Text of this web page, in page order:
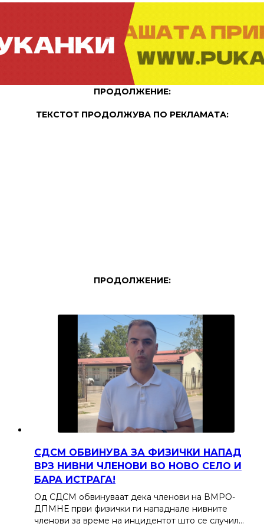
ПРОДОЛЖЕНИЕ:
ТЕКСТОТ ПРОДОЛЖУВА ПО РЕКЛАМАТА:
ПРОДОЛЖЕНИЕ:
СДСМ ОБВИНУВА ЗА ФИЗИЧКИ НАПАД
ВРЗ НИВНИ ЧЛЕНОВИ ВО НОВО СЕЛО И
БАРА ИСТРАГА!
Од СДСМ обвинуваат дека членови на ВМРО-
ДПМНЕ први физички ги нападнале нивните
членови за време на инцидентот што се случил…